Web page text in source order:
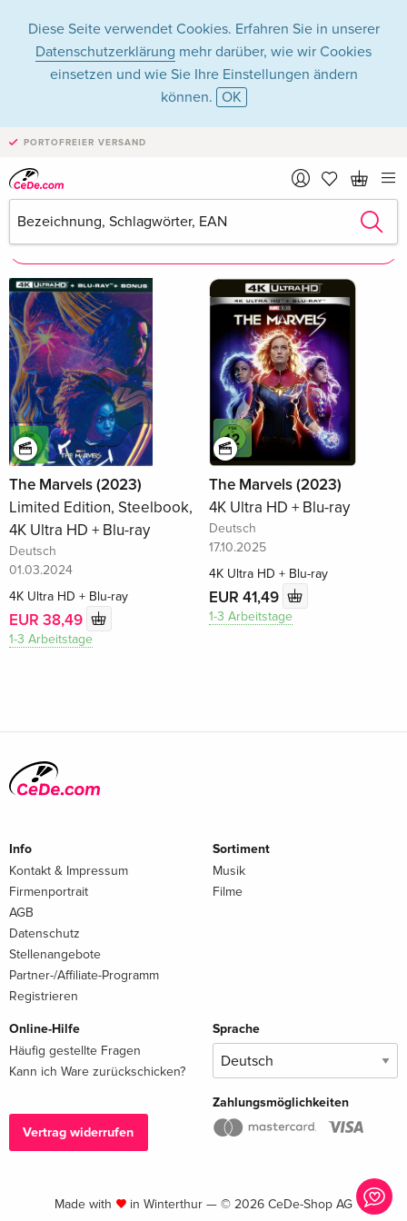
Diese Seite verwendet Cookies. Erfahren Sie in unserer
Datenschutzerklärung mehr darüber, wie wir Cookies
einsetzen und wie Sie Ihre Einstellungen ändern
können. OK
PORTOFREIER VERSAND
Zenobia Shroff
The Marvels (2023)
Limited Edition, Steelbook,
4K Ultra HD + Blu-ray
Deutsch
01.03.2024
4K Ultra HD + Blu-ray
EUR 38,49
1-3 Arbeitstage
The Marvels (2023)
4K Ultra HD + Blu-ray
Deutsch
17.10.2025
4K Ultra HD + Blu-ray
EUR 41,49
1-3 Arbeitstage
Info
Kontakt & Impressum
Firmenportrait
AGB
Datenschutz
Stellenangebote
Partner-/Affiliate-Programm
Registrieren
Sortiment
Musik
Filme
Online-Hilfe
Häufig gestellte Fragen
Kann ich Ware zurückschicken?
Vertrag widerrufen
Sprache
Zahlungsmöglichkeiten
Made with in Winterthur — © 2026 CeDe-Shop AG